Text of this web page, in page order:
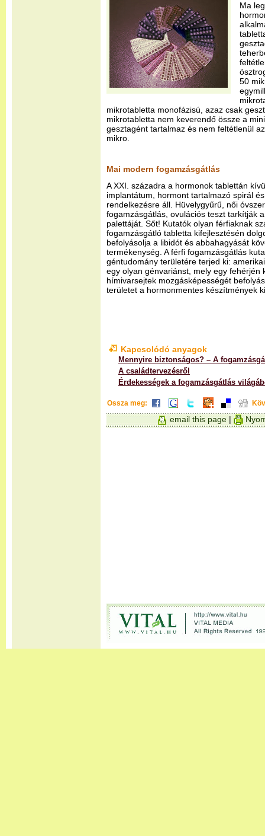
Ma
50
mikrotabletta monofázisú, azaz csak
mikrotabletta nem keverendő össze a
gesztagént tartalmaz és nem feltétlenül
mikro.
Mai modern fogamzásgátlás
A XXI. századra a hormonok tablettán
implantátum, hormont tartalmazó spirál
rendelkezésre áll. Hüvelygyűrű, női
fogamzásgátlás, ovulációs teszt tarkítják
palettáját. Sőt! Kutatók olyan férfiaknak
fogamzásgátló tabletta kifejlesztésén
befolyásolja a libidót és abbahagyását
termékenység. A férfi fogamzásgátlás
géntudomány területére terjed ki:
egy olyan génvariánst, mely egy fehérjén
hímivarsejtek mozgásképességét
területet a hormonmentes készítmények
Kapcsolódó anyagok
Mennyire biztonságos? – A
A családtervezésről
Érdekességek a fogamzásgátlás
Ossza meg:
email this page |